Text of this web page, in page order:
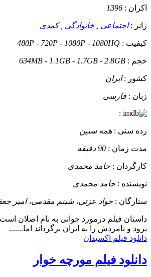
اکران : 1396
ژانر :اجتماعی خانوادگی ,کمدی
کیفیت : 480P - 720P - 1080P - 1080HQ
حجم : 634MB - 1.1GB - 1.7GB - 2.8GB
کشور :ایران
زبان : فارسی
:
رده سنی : همه سنین
مدت زمان : 90 دقیقه
کارگردان : حامد محمدی
نویسنده : حامد محمدی
ستارگان : جواد عزتی، شبنم مقدمی، امیر
داستان فیلم درمورد جوانی به نام اصلان
برود و نامزدش را به ایران برگرداند اما.......
دانلود فیلم اکسیدان
دانلود فیلم مورچه خوار